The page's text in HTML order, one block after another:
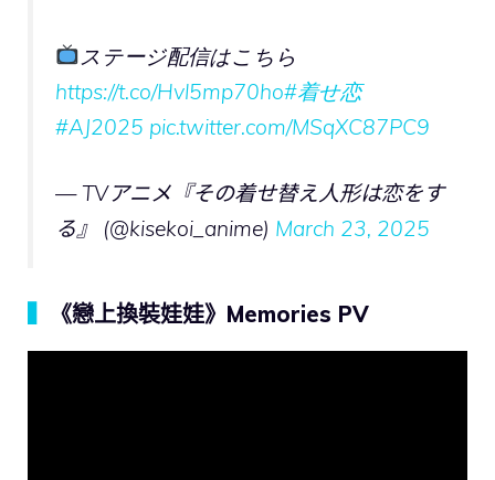
ステージ配信はこちら
https://t.co/Hvl5mp70ho#着せ恋
#AJ2025 pic.twitter.com/MSqXC87PC9
— TVアニメ『その着せ替え人形は恋をす
る』 (@kisekoi_anime) March 23, 2025
《戀上換裝娃娃》Memories PV